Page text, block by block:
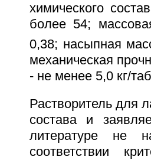
химического
более 54;
0,38; насыпная
механическая
- не менее 5,0 кг/
Растворитель для
состава и
литературе не
соответствии